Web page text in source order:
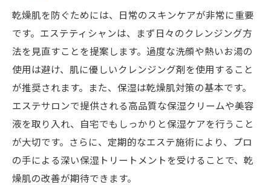
エステティシャンがすすめるスキンケア製
品
エステでのつや肌体験談
新潟県中央区のエステで毛穴と乾燥の悩みを解
消する方法
効果的な毛穴ケア施術の選び方
乾燥肌向けのエステメニュー
エステで解消するアクネと毛穴の黒ずみ
乾燥対策のためのエステティシャンのアド
乾燥肌を防ぐためには、日常のスキンケアが非常に重要
です。エステティシャンは、まず日々のクレンジング方
法を見直すことを提案します。過度な洗顔や熱いお湯の
使用は避け、肌に優しいクレンジング剤を使用すること
が推奨されます。また、保湿は乾燥肌対策の基本です。
エステサロンで提供される高品質な保湿クリームや美容
液を取り入れ、自宅でもしっかりと保湿ケアを行うこと
が大切です。さらに、定期的なエステ施術により、プロ
の手による深い保湿トリートメントを受けることで、乾
燥肌の改善が期待できます。